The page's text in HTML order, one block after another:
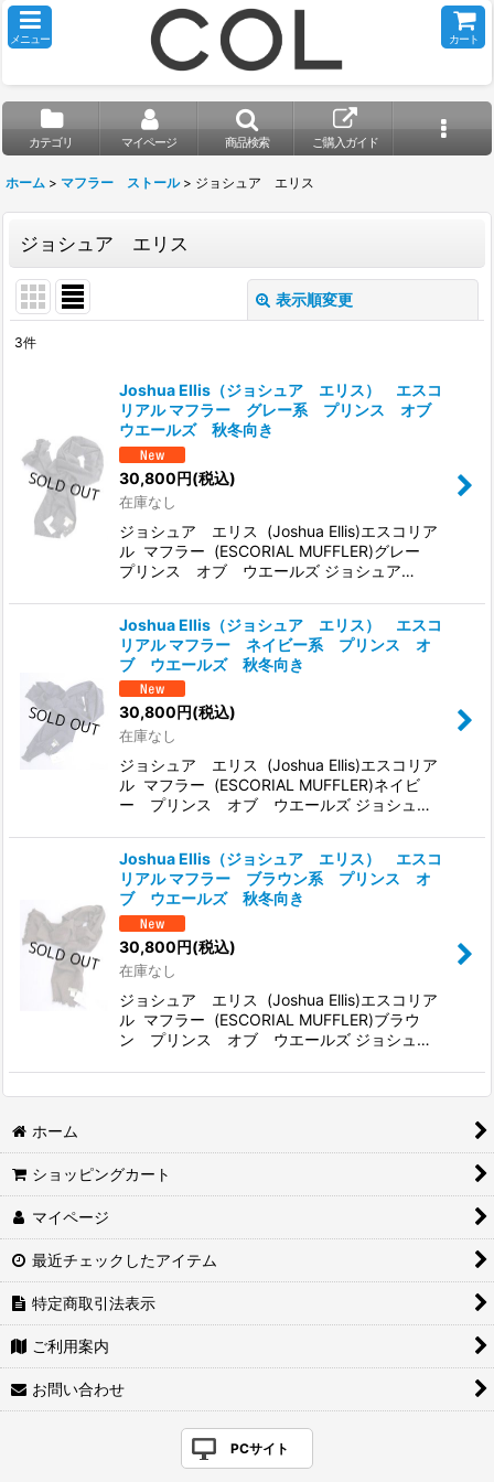
メニュー カート
カテゴリ マイページ 商品検索 ご購入ガイド
ホーム > マフラー ストール > ジョシュア エリス
ジョシュア エリス
表示順変更
絞り込む
3件
Joshua Ellis（ジョシュア エリス） エスコ
リアル マフラー グレー系 プリンス オブ
ウエールズ 秋冬向き
30,800円(税込)
在庫なし
ジョシュア エリス (Joshua Ellis)エスコリア
ル マフラー (ESCORIAL MUFFLER)グレー
プリンス オブ ウエールズ ジョシュア…
Joshua Ellis（ジョシュア エリス） エスコ
リアル マフラー ネイビー系 プリンス オ
ブ ウエールズ 秋冬向き
30,800 円(税込)
在庫なし
ジョシュア エリス (Joshua Ellis)エスコリア
ル マフラー (ESCORIAL MUFFLER)ネイビ
ー プリンス オブ ウエールズ ジョシュ…
Joshua Ellis（ジョシュア エリス） エスコ
リアル マフラー ブラウン系 プリンス オ
ブ ウエールズ 秋冬向き
30,800円(税込)
在庫なし
ジョシュア エリス (Joshua Ellis)エスコリア
ル マフラー (ESCORIAL MUFFLER)ブラウ
ン プリンス オブ ウエールズ ジョシュ…
ホーム
ショッピングカート
マイページ
最近チェックしたアイテム
特定商取引法表示
ご利用案内
お問い合わせ
PCサイト